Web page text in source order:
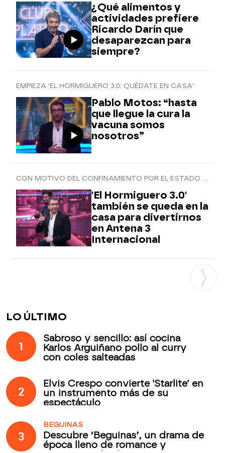
¿Qué alimentos y
actividades prefiere
Ricardo Darín que
desaparezcan para
siempre?
EMPIEZA 'EL HORMIGUERO 3.0: QUÉDATE EN CASA'
Pablo Motos: “hasta
que llegue la cura la
vacuna somos
nosotros”
CON MOTIVO DEL CONFINAMIENTO POR EL ESTADO DE ALARMA
'El Hormiguero 3.0'
también se queda en la
casa para divertirnos
en Antena 3
Internacional
LO ÚLTIMO
1
Sabroso y sencillo: así cocina
Karlos Arguiñano pollo al curry
con coles salteadas
2
Elvis Crespo convierte 'Starlite' en
un instrumento más de su
espectáculo
3
BEGUINAS
Descubre ‘Beguinas’, un drama de
época lleno de romance y